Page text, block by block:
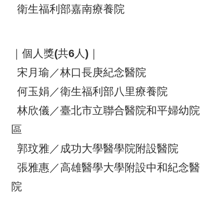
衛生福利部嘉南療養院
｜個人獎(共6人)｜
宋月瑜／林口長庚紀念醫院
何玉娟／衛生福利部八里療養院
林欣儀／臺北市立聯合醫院和平婦幼院
區
郭玟雅／成功大學醫學院附設醫院
張雅惠／高雄醫學大學附設中和紀念醫
院